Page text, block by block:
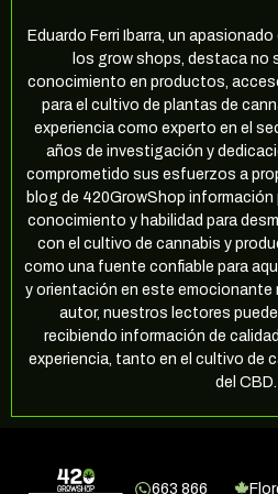
Eduardo Ferri Ibarra, un
los grow shops, destaca no
conocimiento en productos,
para el cultivo de plantas de
experiencia como experto en el
años de investigación y
comprometido sus esfuerzos a
blog de 420GrowShop
conocimiento y habilidad para
con el cultivo de cannabis y
como una fuente confiable para
y orientación en este emocionante
autor, nuestros lectores
recibiendo información de
experiencia, tanto en el cultivo de
del CBD.
663 866